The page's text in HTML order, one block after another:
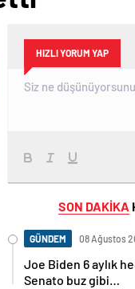
HIZLI YORUM YAP
SON DAKİKA
GÜNDEM 08 Ağustos
Joe Biden 6 aylık
Senato buz gibi…